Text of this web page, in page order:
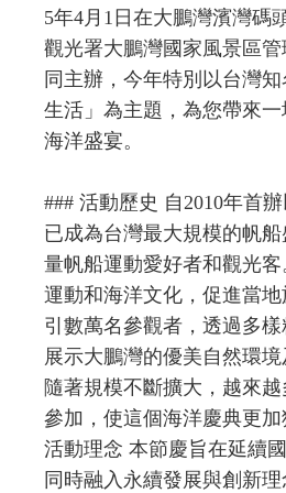
5年4月1日在大鵬灣濱灣碼
觀光署大鵬灣國家風景區
同主辦，今年特別以台灣
生活」為主題，為您帶來
海洋盛宴。
### 活動歷史 自2010年首辦
已成為台灣最大規模的帆
量帆船運動愛好者和觀光
運動和海洋文化，促進當
引數萬名參觀者，透過多
展示大鵬灣的優美自然環
隨著規模不斷擴大，越來
參加，使這個海洋慶典更
活動理念 本節慶旨在延續
同時融入永續發展與創新